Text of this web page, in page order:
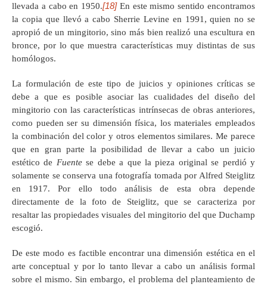
llevada a cabo en 1950.[18]En este mismo sentido encontramos
la copia que llevó a cabo Sherrie Levine en 1991, quien no se
apropió de un mingitorio, sino más bien realizó una escultura en
bronce, por lo que muestra características muy distintas de sus
homólogos.
La formulación de este tipo de juicios y opiniones críticas se
debe a que es posible asociar las cualidades del diseño del
mingitorio con las características intrínsecas de obras anteriores,
como pueden ser su dimensión física, los materiales empleados
la combinación del color y otros elementos similares. Me parece
que en gran parte la posibilidad de llevar a cabo un juicio
estético de Fuentese debe a que la pieza original se perdió y
solamente se conserva una fotografía tomada por Alfred Steiglitz
en 1917. Por ello todo análisis de esta obra depende
directamente de la foto de Steiglitz, que se caracteriza por
resaltar las propiedades visuales del mingitorio del que Duchamp
escogió.
De este modo es factible encontrar una dimensión estética en el
arte conceptual y por lo tanto llevar a cabo un análisis formal
sobre el mismo. Sin embargo, el problema del planteamiento de